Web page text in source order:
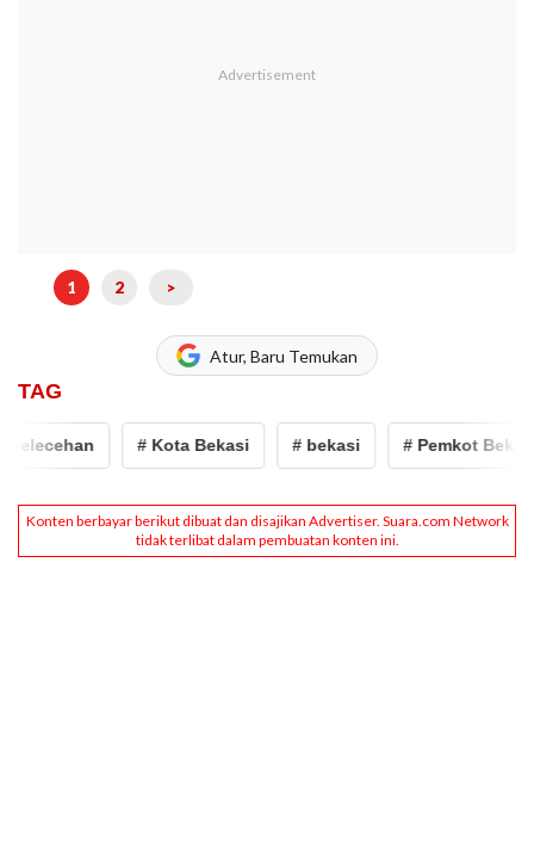
1 2 >
Atur, Baru Temukan
TAG
# Kota Bekasi # bekasi # Pemkot Bekasi